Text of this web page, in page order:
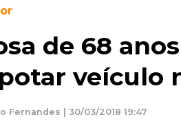
de 68
veículo
Fernandes | 30/03/2018 19:47